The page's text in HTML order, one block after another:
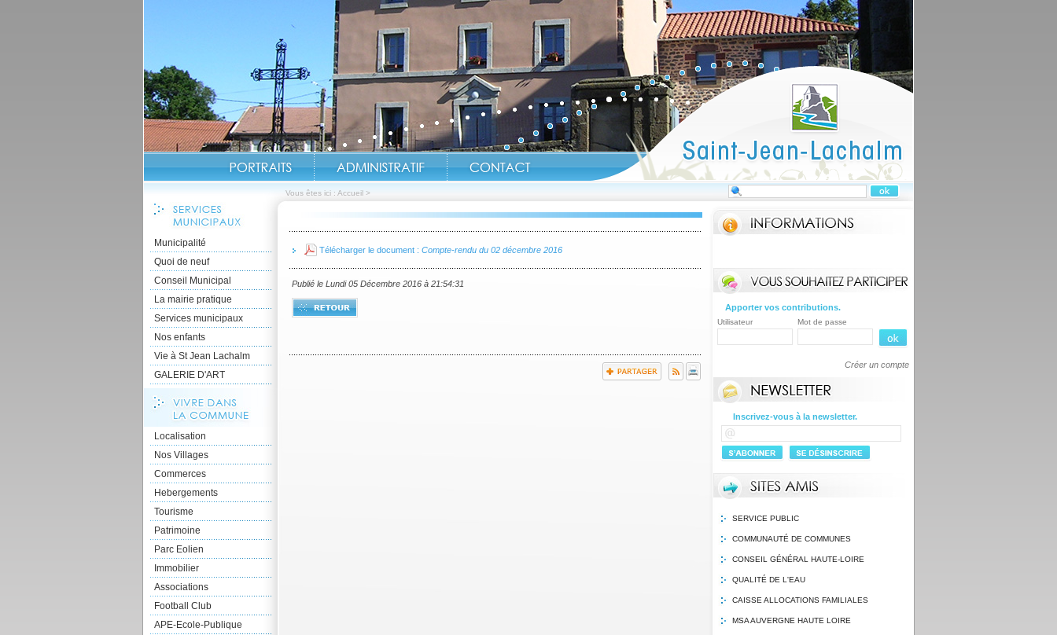
Vous êtes ici : Accueil >
Municipalité
Quoi de neuf
Conseil Municipal
La mairie pratique
Services municipaux
Nos enfants
Vie à St Jean Lachalm
GALERIE D'ART
Localisation
Nos Villages
Commerces
Hebergements
Tourisme
Patrimoine
Parc Eolien
Immobilier
Associations
Football Club
APE-Ecole-Publique
Télécharger le document : Compte-rendu du 02 décembre 2016
Publié le Lundi 05 Décembre 2016 à 21:54:31
Apporter vos contributions.
Utilisateur Mot de passe
Créer un compte
Inscrivez-vous à la newsletter.
SERVICE PUBLIC
COMMUNAUTÉ DE COMMUNES
CONSEIL GÉNÉRAL HAUTE-LOIRE
QUALITÉ DE L'EAU
CAISSE ALLOCATIONS FAMILIALES
MSA AUVERGNE HAUTE LOIRE